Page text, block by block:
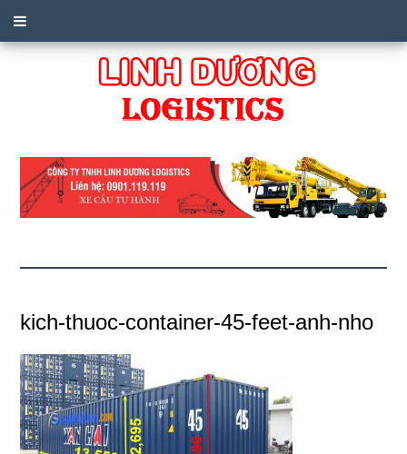
kich-thuoc-container-45-feet-anh-nho